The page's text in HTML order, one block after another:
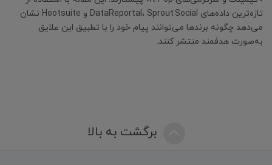
تازه‌ترین داده‌های DataReportal، Sprout Social و Hootsuite نشان
می‌دهد چگونه برندها می‌توانند پیام خود را با تطبیق این علایق
به‌صورت هدفمند منتشر کنند.
برگشت به بالا